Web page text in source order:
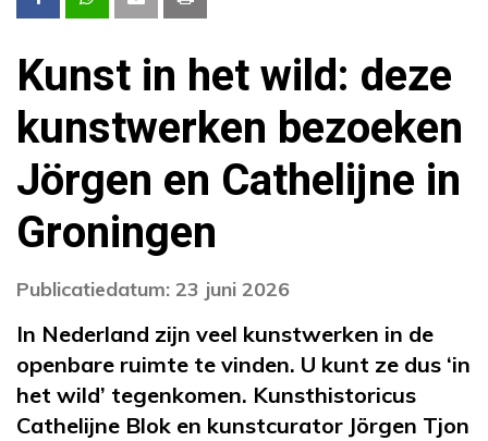
Kunst in het wild: deze
kunstwerken bezoeken
Jörgen en Cathelijne in
Groningen
Publicatiedatum: 23 juni 2026
In Nederland zijn veel kunstwerken in de
openbare ruimte te vinden. U kunt ze dus ‘in
het wild’ tegenkomen. Kunsthistoricus
Cathelijne Blok en kunstcurator Jörgen Tjon